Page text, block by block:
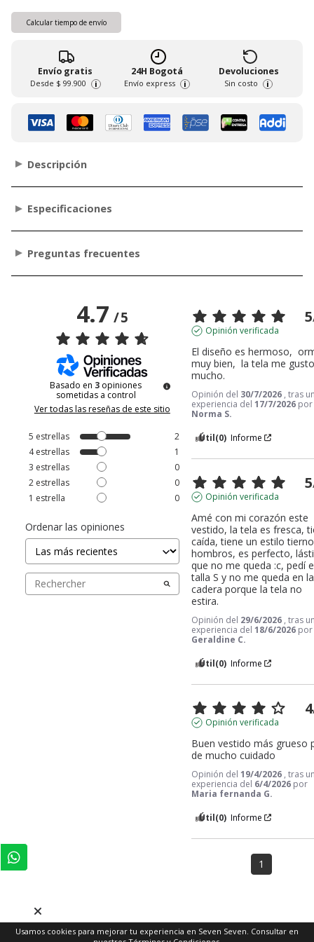
Calcular tiempo de envío
Envío gratis
Desde $ 99.900 i
24H Bogotá
Envío express i
Devoluciones
Sin costo i
Descripción
Especificaciones
Preguntas frecuentes
4.7/5
Basado en 3 opiniones
sometidas a control
Ver todas las reseñas de este sitio
5 estrellas
2
4estrellas
1
3 estrellas
0
2 estrellas
0
1 estrella 0
Ordenar las opiniones
5
Opinión verificada
El diseño es hermoso,
muy bien,  la tela me
mucho.
Opinión del 30/7/2026 , tras
experiencia del17/7/2026 por
Norma S.
Útil(0) Informe
5
Opinión verificada
Amé con mi corazón este
vestido, la tela es fresca,
caída, tiene un estilo
hombros, es perfecto,
que no me queda :c, pedí
talla S y no me queda en la
cadera porque la tela no
estira.
Opinión del 29/6/2026 , tras
experiencia del18/6/2026 por
Geraldine C.
Útil(0) Informe
4
Opinión verificada
Buen vestido más grueso
de mucho cuidado
Opinión del19/4/2026 , tras
experiencia del 6/4/2026 por
Maria fernanda G.
Útil(0) Informe
1
Usamos cookies para mejorar tu experiencia en Seven Seven. Consultar en